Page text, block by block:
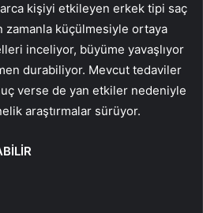
kişiyi etkileyen erkek tipi saç
küçülmesiyle ortaya
inceliyor, büyüme yavaşlıyor
durabiliyor. Mevcut tedaviler
verse de yan etkiler nedeniyle
araştırmalar sürüyor.